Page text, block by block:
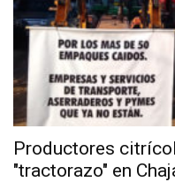
Productores
"tractorazo" en